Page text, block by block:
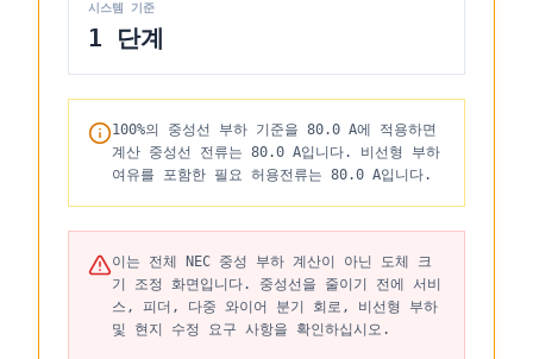
시스템 기준
1 단계
100%의 중성선 부하 기준을 80.0 A에 적용하면
계산 중성선 전류는 80.0 A입니다. 비선형 부하
여유를 포함한 필요 허용전류는 80.0 A입니다.
이는 전체 NEC 중성 부하 계산이 아닌 도체 크
기 조정 화면입니다. 중성선을 줄이기 전에 서비
스, 피더, 다중 와이어 분기 회로, 비선형 부하
및 현지 수정 요구 사항을 확인하십시오.